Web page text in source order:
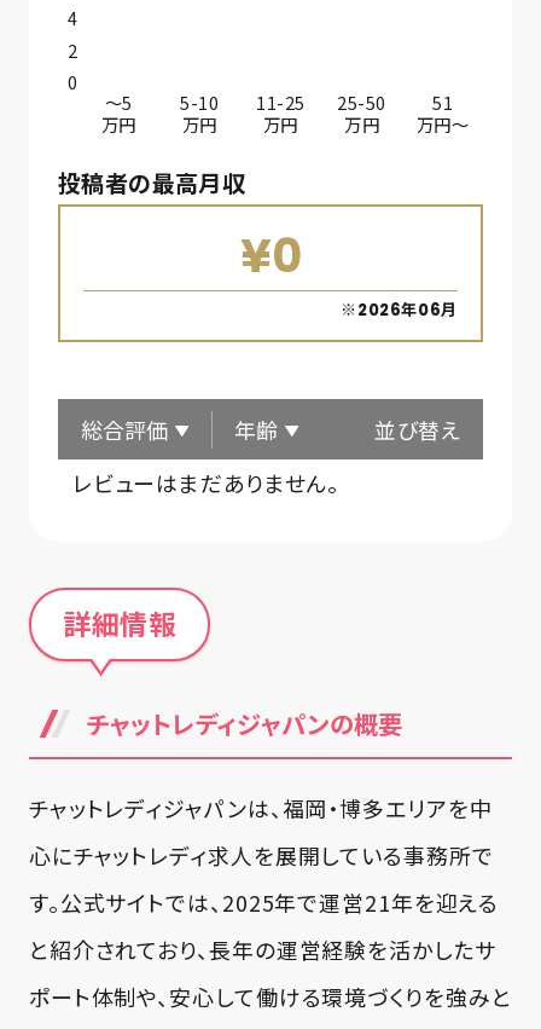
4
2
0
〜5
万円
5-10
万円
11-25
万円
25-50
万円
51
万円〜
投稿者の最高月収
¥0
※2026年06月
並び替え
総合評価
年齢
レビューはまだありません。
詳細情報
チャットレディジャパンの概要
チャットレディジャパンは、福岡・博多エリアを中
心にチャットレディ求人を展開している事務所で
す。公式サイトでは、2025年で運営21年を迎える
と紹介されており、長年の運営経験を活かしたサ
ポート体制や、安心して働ける環境づくりを強みと